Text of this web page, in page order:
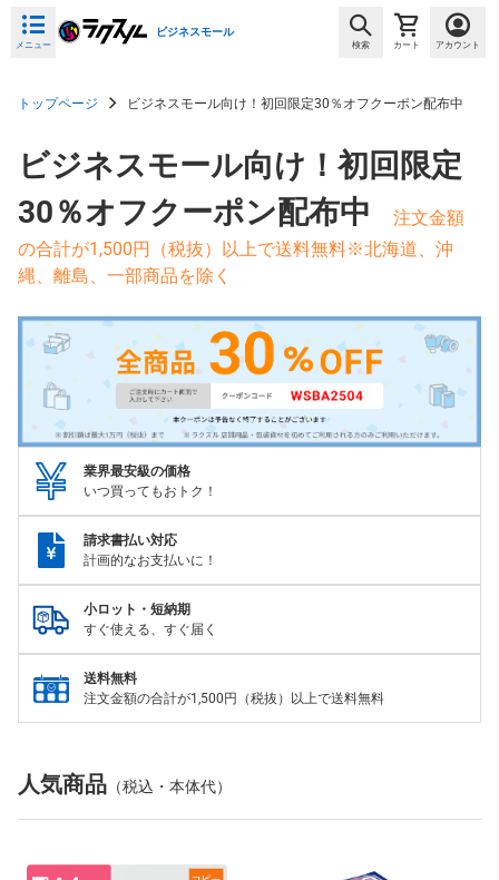
メニュー
ビジネスモール
検索 カート アカウント
トップページ ビジネスモール向け！初回限定30％オフクーポン配布中
ビジネスモール向け！初回限定
30％オフクーポン配布中
注文金額
の合計が1,500円（税抜）以上で送料無料※北海道、沖
縄、離島、一部商品を除く
業界最安級の価格
いつ買ってもおトク！
請求書払い対応
計画的なお支払いに！
小ロット・短納期
すぐ使える、すぐ届く
送料無料
注文金額の合計が1,500円（税抜）以上で送料無料
人気商品 （税込・本体代）